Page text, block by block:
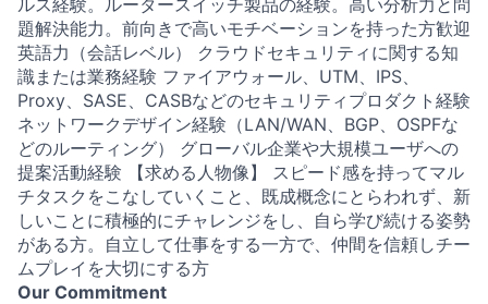
題解決能力。前向きで高いモチベーションを持った方歓迎
英語力（会話レベル） クラウドセキュリティに関する知
識または業務経験 ファイアウォール、UTM、IPS、
Proxy、SASE、CASBなどのセキュリティプロダクト経験
ネットワークデザイン経験（LAN/WAN、BGP、OSPFな
どのルーティング） グローバル企業や大規模ユーザへの
提案活動経験 【求める人物像】 スピード感を持ってマル
チタスクをこなしていくこと、既成概念にとらわれず、新
しいことに積極的にチャレンジをし、自ら学び続ける姿勢
がある方。自立して仕事をする一方で、仲間を信頼しチー
ムプレイを大切にする方
Our Commitment